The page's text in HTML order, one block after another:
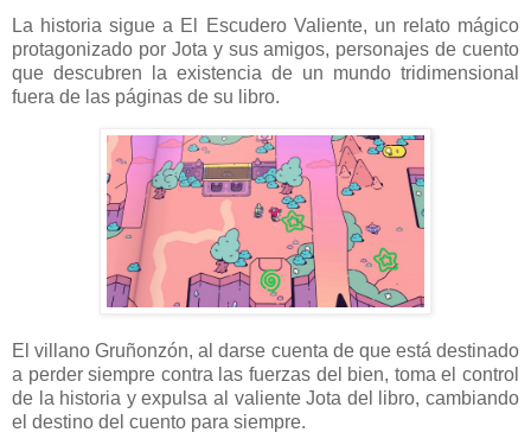
La historia sigue a El Escudero Valiente, un relato mágico
protagonizado por Jota y sus amigos, personajes de cuento
que descubren la existencia de un mundo tridimensional
fuera de las páginas de su libro.
El villano Gruñonzón, al darse cuenta de que está destinado
a perder siempre contra las fuerzas del bien, toma el control
de la historia y expulsa al valiente Jota del libro, cambiando
el destino del cuento para siempre.